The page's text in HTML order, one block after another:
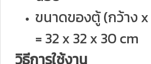
ขนาดของตู้ (กว้าง
= 32 x 32 x 30 cm
วิธีการใช้งาน